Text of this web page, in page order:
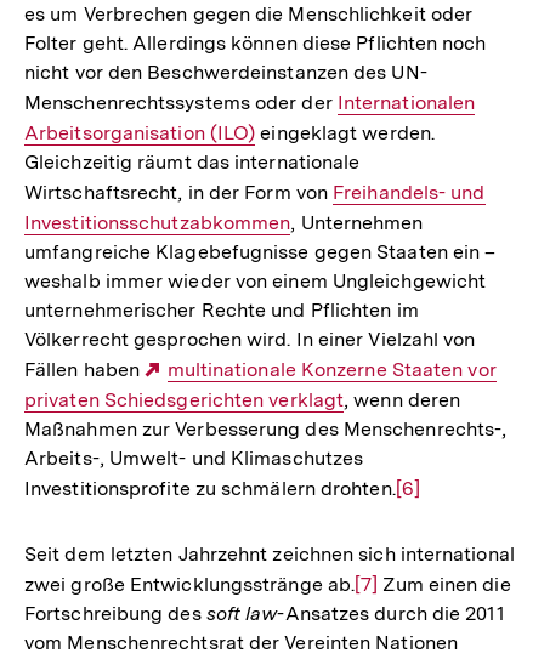
es um Verbrechen gegen die Menschlichkeit oder
Folter geht. Allerdings können diese Pflichten noch
nicht vor den Beschwerdeinstanzen des UN-
Menschenrechtssystems oder der Interner
Link:
Internationalen
Arbeitsorganisation (ILO) eingeklagt werden.
Gleichzeitig räumt das internationale
Wirtschaftsrecht, in der Form von Interner
Link:
Freihandels- und
Investitionsschutzabkommen, Unternehmen
umfangreiche Klagebefugnisse gegen Staaten ein –
weshalb immer wieder von einem Ungleichgewicht
unternehmerischer Rechte und Pflichten im
Völkerrecht gesprochen wird. In einer Vielzahl von
Fällen haben
Externer
Link:
multinationale Konzerne Staaten vor
privaten Schiedsgerichten verklagt, wenn deren
Maßnahmen zur Verbesserung des Menschenrechts-,
Arbeits-, Umwelt- und Klimaschutzes
Investitionsprofite zu schmälern drohten.Zur
der
Fußnote
[6]
Seit dem letzten Jahrzehnt zeichnen sich international
zwei große Entwicklungsstränge ab.Zur
Auflösung
der
[7] Zum einen die
Fortschreibung des soft law-Ansatzes durch die 2011
vom Menschenrechtsrat der Vereinten Nationen